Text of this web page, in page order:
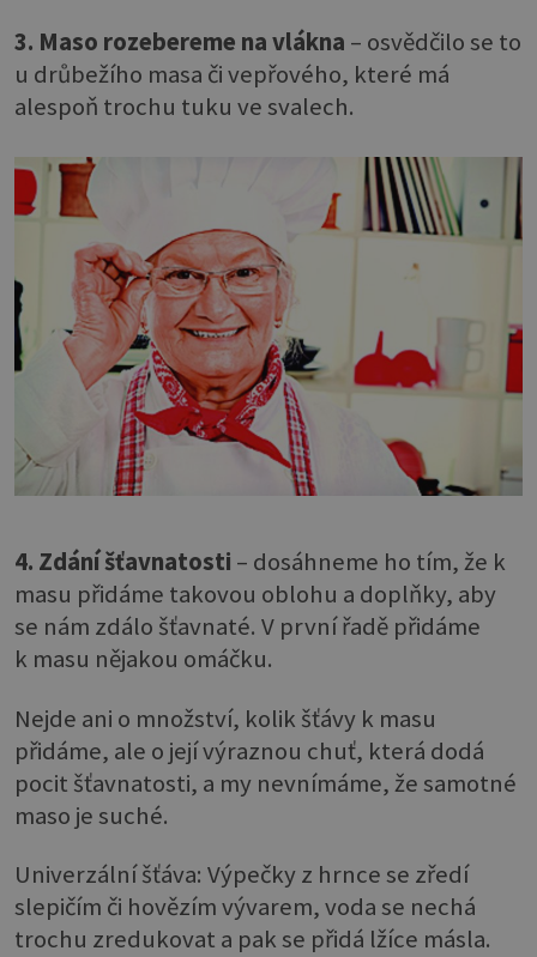
3. Maso rozebereme na vlákna – osvědčilo se to
u drůbežího masa či vepřového, které má
alespoň trochu tuku ve svalech.
4. Zdání šťavnatosti – dosáhneme ho tím, že k
masu přidáme takovou oblohu a doplňky, aby
se nám zdálo šťavnaté. V první řadě přidáme
k masu nějakou omáčku.
Nejde ani o množství, kolik šťávy k masu
přidáme, ale o její výraznou chuť, která dodá
pocit šťavnatosti, a my nevnímáme, že samotné
maso je suché.
Univerzální šťáva: Výpečky z hrnce se zředí
slepičím či hovězím vývarem, voda se nechá
trochu zredukovat a pak se přidá lžíce másla.